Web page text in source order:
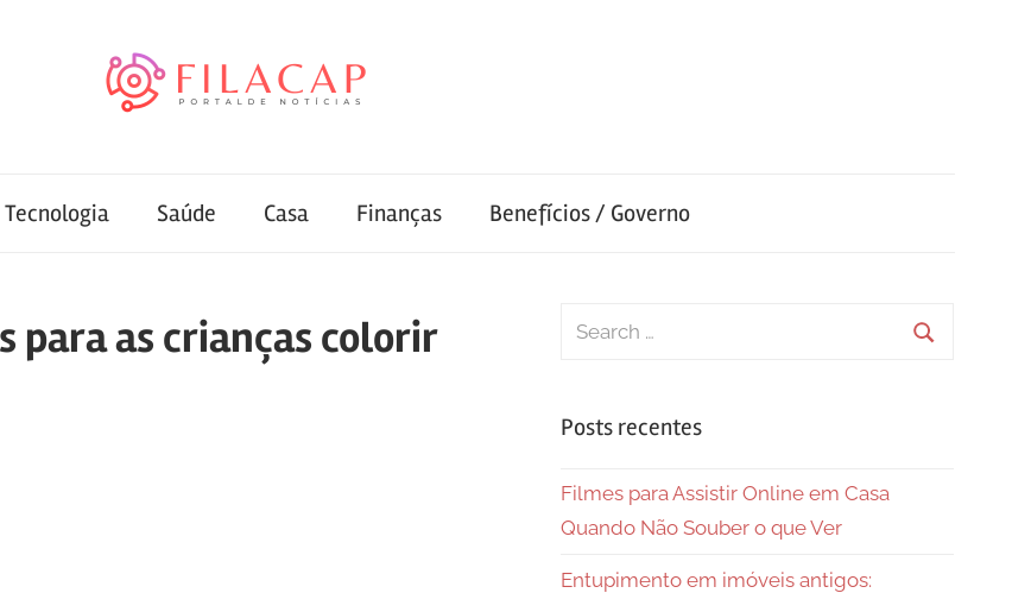
Tecnologia Saúde Casa Finanças Benefícios / Governo
para as crianças colorir
Search
Posts recentes
Filmes para Assistir Online em Casa
Quando Não Souber o que Ver
Entupimento em imóveis antigos: